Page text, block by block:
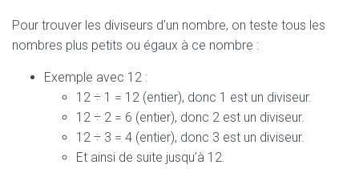
Pour trouver les diviseurs d’un nombre, on teste tous les
nombres plus petits ou égaux à ce nombre :
Exemple avec 12 :
12 ÷ 1 = 12 (entier), donc 1 est un diviseur.
12 ÷ 2 = 6 (entier), donc 2 est un diviseur.
12 ÷ 3 = 4 (entier), donc 3 est un diviseur.
Et ainsi de suite jusqu’à 12.